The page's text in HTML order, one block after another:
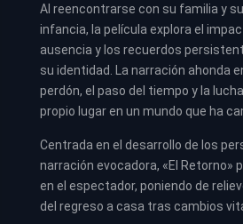
Al reencontrarse con su familia y
infancia, la película explora el
ausencia y los recuerdos
su identidad. La narración ahonda
perdón, el paso del tiempo y la
propio lugar en un mundo que ha
Centrada en el desarrollo de los
narración evocadora, «El Retorno»
en el espectador, poniendo de
del regreso a casa tras cambios